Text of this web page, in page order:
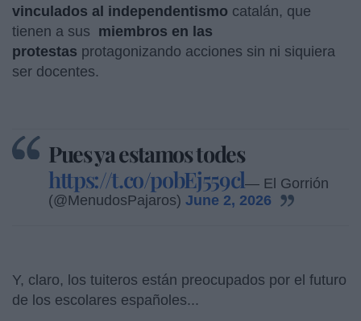
vinculados al independentismo catalán, que
tienen a sus miembros en las
protestas protagonizando acciones sin ni siquiera
ser docentes.
Pues ya estamos todes
https://t.co/pobEj559cl— El Gorrión
(@MenudosPajaros) June 2, 2026
Y, claro, los tuiteros están preocupados por el futuro
de los escolares españoles...